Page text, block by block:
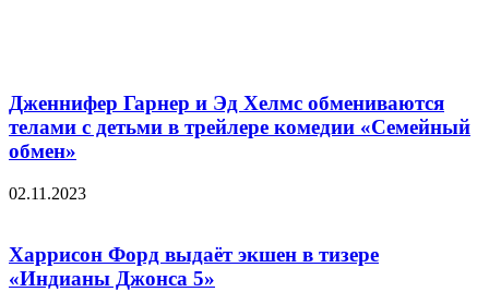
Дженнифер Гарнер и Эд Хелмс обмениваются
телами с детьми в трейлере комедии «Семейный
обмен»
02.11.2023
Харрисон Форд выдаёт экшен в тизере
«Индианы Джонса 5»